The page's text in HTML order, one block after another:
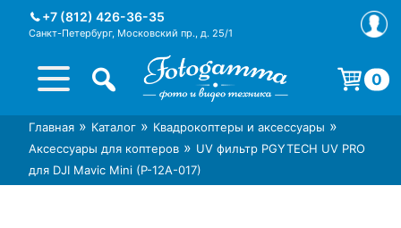
+7 (812) 426-36-35
Санкт-Петербург, Московский пр., д. 25/1
Интернет-магазин фототехники
Foto-Gamma в СПб
Магазин фотоаксессуаров foto-
gamma.ru
0
Корзина пуста.
Главная » Каталог » Квадрокоптеры и аксессуары »
Аксессуары для коптеров » UV фильтр PGYTECH UV PRO
для DJI Mavic Mini (P-12A-017)